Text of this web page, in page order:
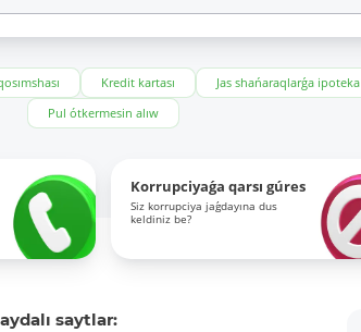
Kredit kartası Jas shańaraqlarǵa ipoteka
Pul ótkermesin alıw
Korrupciyaǵa qarsı gúres
Siz korrupciya jaǵdayına dus
keldiniz be?
saytlar: